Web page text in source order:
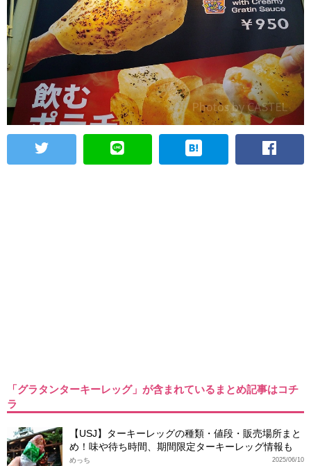
「グラタンターキーレッグ」が含まれているまとめ記事はコチ
ラ
【USJ】ターキーレッグの種類・値段・販売場所まと
め！味や待ち時間、期間限定ターキーレッグ情報も
2025/06/10
めっち